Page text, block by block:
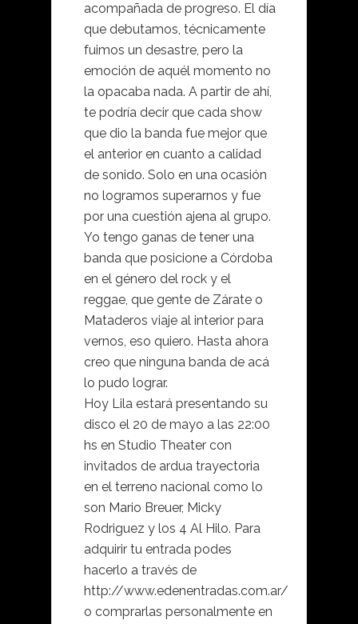
acompañada de progreso. El día
que debutamos, técnicamente
fuimos un desastre, pero la
emoción de aquél momento no
la opacaba nada. A partir de ahí,
te podría decir que cada show
que dio la banda fue mejor que
el anterior en cuanto a calidad
de sonido. Solo en una ocasión
no logramos superarnos y fue
por una cuestión ajena al grupo.
Yo tengo ganas de tener una
banda que posicione a Córdoba
en el género del rock y el
reggae, que gente de Zárate o
Mataderos viaje al interior para
vernos, eso quiero. Hasta ahora
creo que ninguna banda de acá
lo pudo lograr.
Hoy Lila estará presentando su
disco el 20 de mayo a las 22:00
hs en Studio Theater con
invitados de ardua trayectoria
en el terreno nacional como lo
son Mario Breuer, Micky
Rodriguez y los 4 Al Hilo. Para
adquirir tu entrada podes
hacerlo a través de
http://www.edenentradas.com.ar/
o comprarlas personalmente en